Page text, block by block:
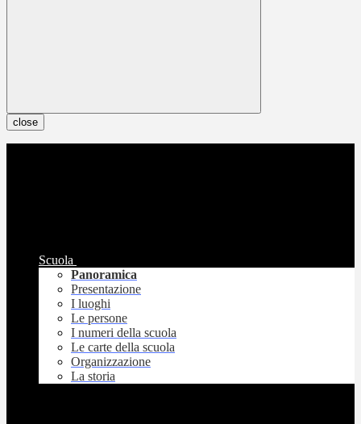
close
Scuola
Panoramica
Presentazione
I luoghi
Le persone
I numeri della scuola
Le carte della scuola
Organizzazione
La storia